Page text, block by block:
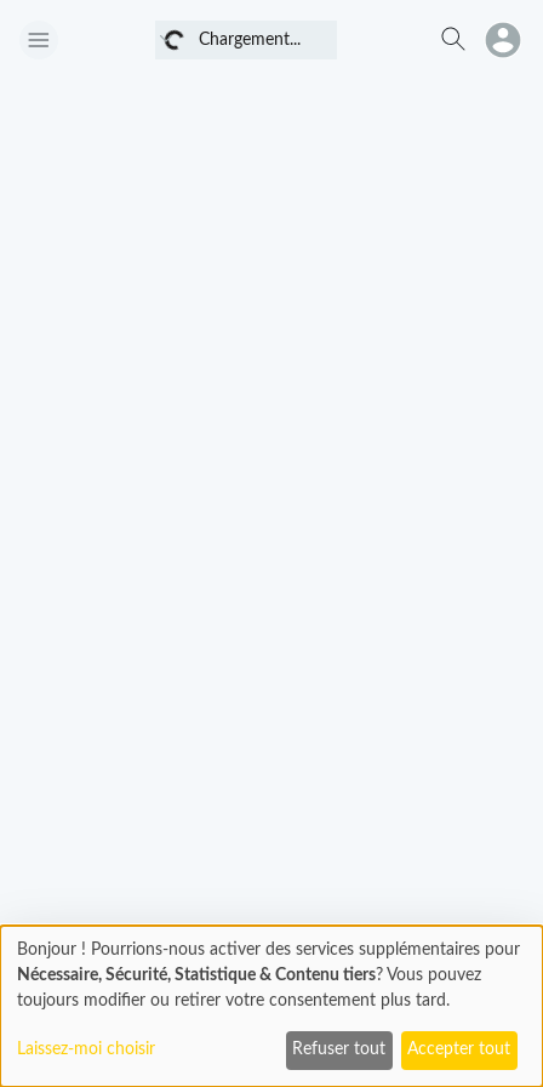
Chargement...
Chargement...
Chargement...Chargement
En cours...
Bonjour ! Pourrions-nous activer des services supplémentaires pour
Nécessaire, Sécurité, Statistique & Contenu tiers? Vous pouvez
toujours modifier ou retirer votre consentement plus tard.
Laissez-moi choisir Refuser tout Accepter tout